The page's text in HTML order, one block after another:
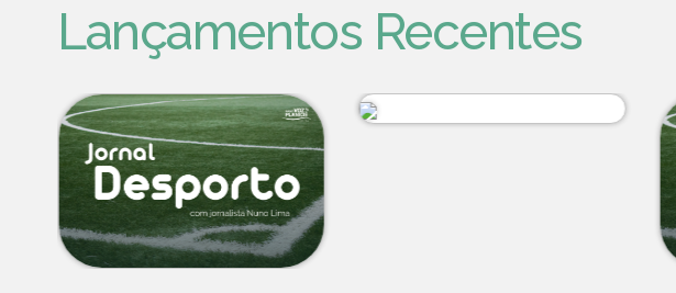
Lançamentos Recentes